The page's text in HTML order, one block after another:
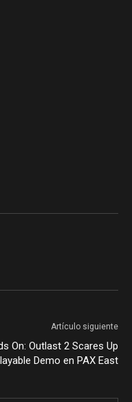
Artículo siguiente
On: Outlast 2 Scares Up
Demo en PAX East